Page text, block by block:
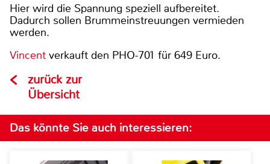
Hier wird die Spannung speziell aufbereitet.
Dadurch sollen Brummeinstreuungen vermieden
werden.
Vincent verkauft den PHO-701 für 649 Euro.
zurück zur
Übersicht
Das könnte Sie auch interessieren: